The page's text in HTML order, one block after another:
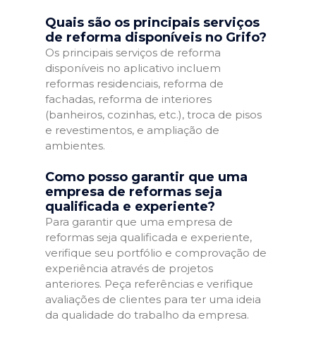
Quais são os principais serviços
de reforma disponíveis no Grifo?
Os principais serviços de reforma
disponíveis no aplicativo incluem
reformas residenciais, reforma de
fachadas, reforma de interiores
(banheiros, cozinhas, etc.), troca de pisos
e revestimentos, e ampliação de
ambientes.
Como posso garantir que uma
empresa de reformas seja
qualificada e experiente?
Para garantir que uma empresa de
reformas seja qualificada e experiente,
verifique seu portfólio e comprovação de
experiência através de projetos
anteriores. Peça referências e verifique
avaliações de clientes para ter uma ideia
da qualidade do trabalho da empresa.